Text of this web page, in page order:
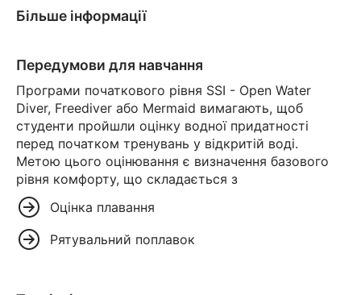
Більше інформації
Передумови для навчання
Програми початкового рівня SSI - Open Water
Diver, Freediver або Mermaid вимагають, щоб
студенти пройшли оцінку водної придатності
перед початком тренувань у відкритій воді.
Метою цього оцінювання є визначення базового
рівня комфорту, що складається з
Оцінка плавання
Рятувальний поплавок